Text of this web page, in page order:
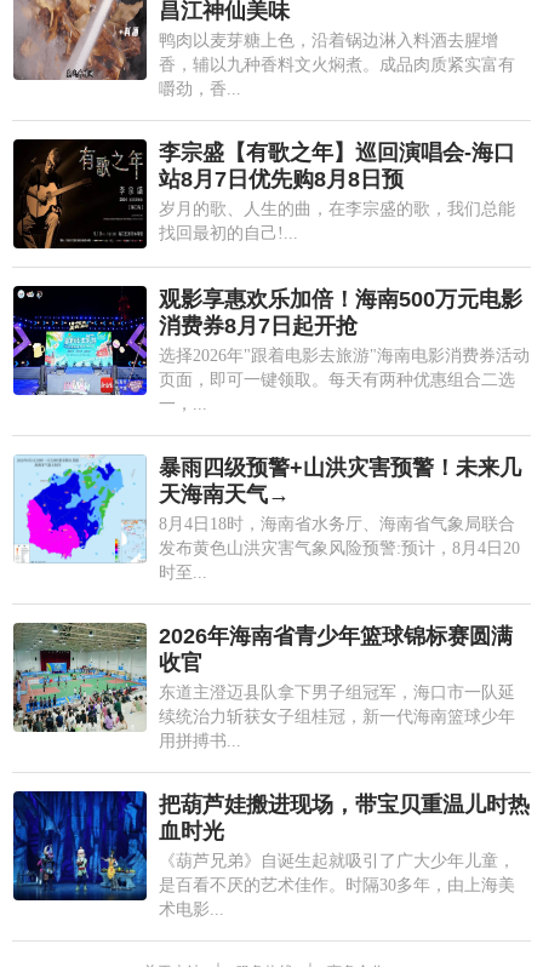
昌江神仙美味
鸭肉以麦芽糖上色，沿着锅边淋入料酒去腥增
香，辅以九种香料文火焖煮。成品肉质紧实富有
嚼劲，香...
李宗盛【有歌之年】巡回演唱会-海口
站8月7日优先购8月8日预
岁月的歌、人生的曲，在李宗盛的歌，我们总能
找回最初的自己!...
观影享惠欢乐加倍！海南500万元电影
消费券8月7日起开抢
选择2026年"跟着电影去旅游"海南电影消费券活动
页面，即可一键领取。每天有两种优惠组合二选
一，...
暴雨四级预警+山洪灾害预警！未来几
天海南天气→
8月4日18时，海南省水务厅、海南省气象局联合
发布黄色山洪灾害气象风险预警:预计，8月4日20
时至...
2026年海南省青少年篮球锦标赛圆满
收官
东道主澄迈县队拿下男子组冠军，海口市一队延
续统治力斩获女子组桂冠，新一代海南篮球少年
用拼搏书...
把葫芦娃搬进现场，带宝贝重温儿时热
血时光
《葫芦兄弟》自诞生起就吸引了广大少年儿童，
是百看不厌的艺术佳作。时隔30多年，由上海美
术电影...